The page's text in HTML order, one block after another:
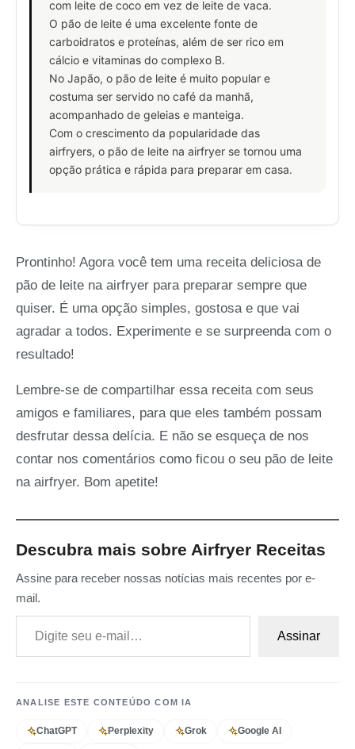
com leite de coco em vez de leite de vaca.
O pão de leite é uma excelente fonte de
carboidratos e proteínas, além de ser rico em
cálcio e vitaminas do complexo B.
No Japão, o pão de leite é muito popular e
costuma ser servido no café da manhã,
acompanhado de geleias e manteiga.
Com o crescimento da popularidade das
airfryers, o pão de leite na airfryer se tornou uma
opção prática e rápida para preparar em casa.
Prontinho! Agora você tem uma receita deliciosa de
pão de leite na airfryer para preparar sempre que
quiser. É uma opção simples, gostosa e que vai
agradar a todos. Experimente e se surpreenda com o
resultado!
Lembre-se de compartilhar essa receita com seus
amigos e familiares, para que eles também possam
desfrutar dessa delícia. E não se esqueça de nos
contar nos comentários como ficou o seu pão de leite
na airfryer. Bom apetite!
Descubra mais sobre Airfryer Receitas
Assine para receber nossas notícias mais recentes por e-
mail.
Digite seu e-mail…
Assinar
ANALISE ESTE CONTEÚDO COM IA
ChatGPT Perplexity Grok Google AI